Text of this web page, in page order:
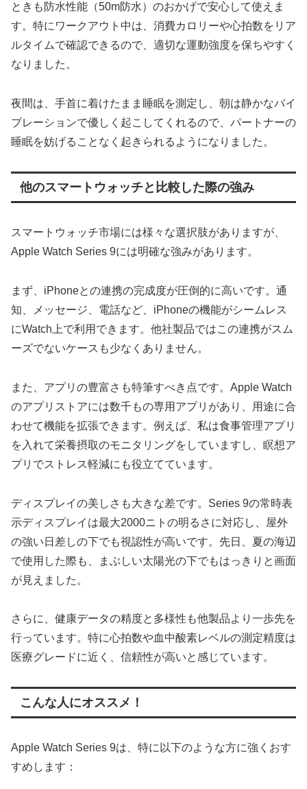
ときも防水性能（50m防水）のおかげで安心して使えま
す。特にワークアウト中は、消費カロリーや心拍数をリア
ルタイムで確認できるので、適切な運動強度を保ちやすく
なりました。
夜間は、手首に着けたまま睡眠を測定し、朝は静かなバイ
ブレーションで優しく起こしてくれるので、パートナーの
睡眠を妨げることなく起きられるようになりました。
他のスマートウォッチと比較した際の強み
スマートウォッチ市場には様々な選択肢がありますが、
Apple Watch Series 9には明確な強みがあります。
まず、iPhoneとの連携の完成度が圧倒的に高いです。通
知、メッセージ、電話など、iPhoneの機能がシームレス
にWatch上で利用できます。他社製品ではこの連携がスム
ーズでないケースも少なくありません。
また、アプリの豊富さも特筆すべき点です。Apple Watch
のアプリストアには数千もの専用アプリがあり、用途に合
わせて機能を拡張できます。例えば、私は食事管理アプリ
を入れて栄養摂取のモニタリングをしていますし、瞑想ア
プリでストレス軽減にも役立てています。
ディスプレイの美しさも大きな差です。Series 9の常時表
示ディスプレイは最大2000ニトの明るさに対応し、屋外
の強い日差しの下でも視認性が高いです。先日、夏の海辺
で使用した際も、まぶしい太陽光の下でもはっきりと画面
が見えました。
さらに、健康データの精度と多様性も他製品より一歩先を
行っています。特に心拍数や血中酸素レベルの測定精度は
医療グレードに近く、信頼性が高いと感じています。
こんな人にオススメ！
Apple Watch Series 9は、特に以下のような方に強くおす
すめします：